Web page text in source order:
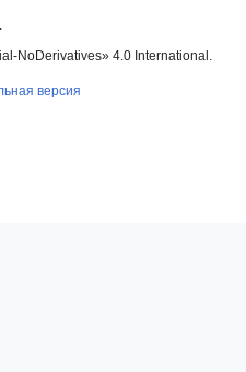
NoDerivatives» 4.0 International.
версия